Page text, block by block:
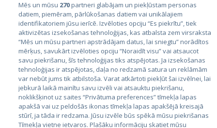
Страны
Эстония
Латвия
Литва
Mēs un mūsu 270partneri glabājam un piekļūstam personas
datiem, piemēram, pārlūkošanas datiem vai unikālajiem
identifikatoriem jūsu ierīcē. Izvēloties opciju “Es piekrītu”, tiek
aktivizētas izsekošanas tehnoloģijas, kas atbalsta zem virsraksta
“Mēs un mūsu partneri apstrādājam datus, lai sniegtu” norādītos
mērķus, savukārt izvēloties opciju “Noraidīt visu” vai atsaucot
savu piekrišanu, šīs tehnoloģijas tiks atspējotas. Ja izsekošanas
tehnoloģijas ir atspējotas, daļa no redzamā satura un reklāmām
var nebūt jums tik atbilstoša. Varat atkārtoti piekļūt šai izvēlnei, lai
jebkurā laikā mainītu savu izvēli vai atsauktu piekrišanu,
noklikšķinot uz saites “Privātuma preferences” tīmekļa lapas
apakšā vai uz peldošās ikonas tīmekļa lapas apakšējā kreisajā
stūrī, ja tāda ir redzama. Jūsu izvēle būs spēkā mūsu piekrišanas
Tīmekļa vietne ietvaros. Plašāku informāciju skatiet mūsu